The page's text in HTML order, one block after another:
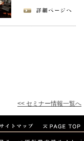
<< セミナー情報一覧へ